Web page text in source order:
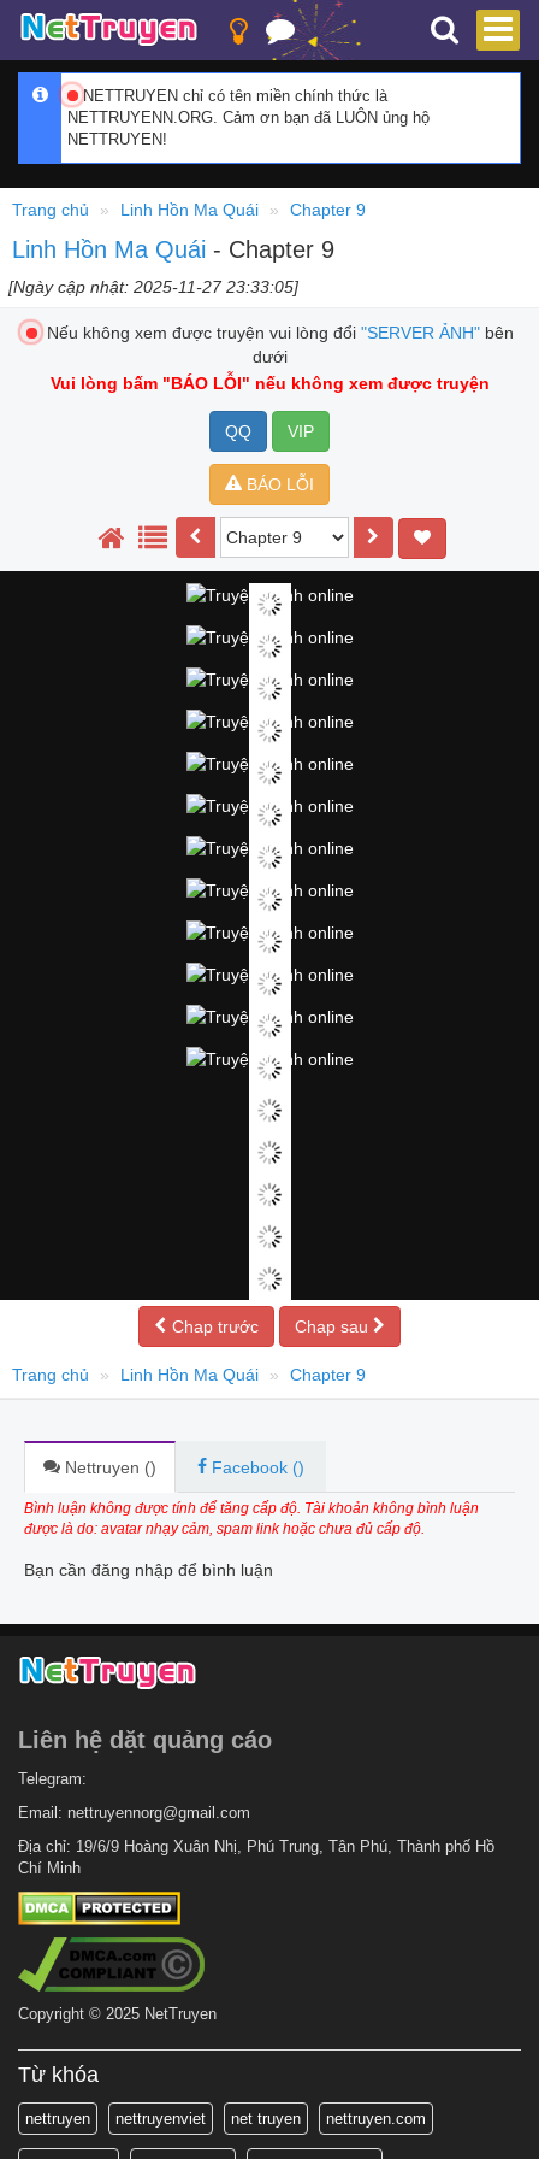
NETTRUYEN chỉ có tên miền chính thức là
NETTRUYENN.ORG. Cảm ơn bạn đã LUÔN ủng hộ
NETTRUYEN!
Trang chủ Linh Hồn Ma Quái Chapter 9
Linh Hồn Ma Quái - Chapter 9
[Ngày cập nhật: 2025-11-27 23:33:05]
Nếu không xem được truyện vui lòng đổi "SERVER ẢNH"bên
dưới
Vui lòng bấm "BÁO LỖI" nếu không xem được truyện
QQ VIP
BÁO LỖI
Chap trước Chap sau
Trang chủ Linh Hồn Ma Quái Chapter 9
Nettruyen () Facebook ()
Bình luận không được tính để tăng cấp độ. Tài khoản không bình luận
được là do: avatar nhạy cảm, spam link hoặc chưa đủ cấp độ.
Bạn cần đăng nhập để bình luận
Liên hệ dặt quảng cáo
Telegram:
Email: nettruyennorg@gmail.com
Địa chỉ: 19/6/9 Hoàng Xuân Nhị, Phú Trung, Tân Phú, Thành phố Hồ
Chí Minh
Copyright © 2025 NetTruyen
Từ khóa
nettruyen nettruyenviet net truyen nettruyen.com